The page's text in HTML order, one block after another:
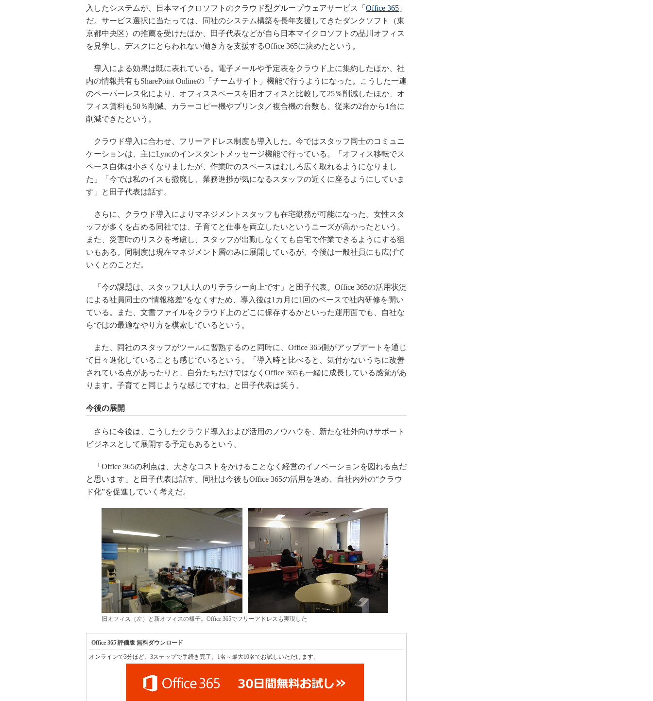
入したシステムが、日本マイクロソフトのクラウド型グループウェアサービス「 Office 365 」
だ。サービス選択に当たっては、同社のシステム構築を長年支援してきたダンクソフト（東
京都中央区）の推薦を受けたほか、田子代表などが自ら日本マイクロソフトの品川オフィス
を見学し、デスクにとらわれない働き方を支援するOffice 365に決めたという。
導入による効果は既に表れている。電子メールや予定表をクラウド上に集約したほか、社
内の情報共有もSharePoint Onlineの「チームサイト」機能で行うようになった。こうした一連
のペーパーレス化により、オフィススペースを旧オフィスと比較して25％削減したほか、オ
フィス賃料も50％削減。カラーコピー機やプリンタ／複合機の台数も、従来の2台から1台に
削減できたという。
クラウド導入に合わせ、フリーアドレス制度も導入した。今ではスタッフ同士のコミュニ
ケーションは、主にLyncのインスタントメッセージ機能で行っている。「オフィス移転でス
ペース自体は小さくなりましたが、作業時のスペースはむしろ広く取れるようになりまし
た」「今では私のイスも撤廃し、業務進捗が気になるスタッフの近くに座るようにしていま
す」と田子代表は話す。
さらに、クラウド導入によりマネジメントスタッフも在宅勤務が可能になった。女性スタ
ッフが多くを占める同社では、子育てと仕事を両立したいというニーズが高かったという。
また、災害時のリスクを考慮し、スタッフが出勤しなくても自宅で作業できるようにする狙
いもある。同制度は現在マネジメント層のみに展開しているが、今後は一般社員にも広げて
いくとのことだ。
「今の課題は、スタッフ1人1人のリテラシー向上です」と田子代表。Office 365の活用状況
による社員同士の“情報格差”をなくすため、導入後は1カ月に1回のペースで社内研修を開い
ている。また、文書ファイルをクラウド上のどこに保存するかといった運用面でも、自社な
らではの最適なやり方を模索しているという。
また、同社のスタッフがツールに習熟するのと同時に、Office 365側がアップデートを通じ
て日々進化していることも感じているという。「導入時と比べると、気付かないうちに改善
されている点があったりと、自分たちだけではなくOffice 365も一緒に成長している感覚があ
ります。子育てと同じような感じですね」と田子代表は笑う。
今後の展開
さらに今後は、こうしたクラウド導入および活用のノウハウを、新たな社外向けサポート
ビジネスとして展開する予定もあるという。
「Office 365の利点は、大きなコストをかけることなく経営のイノベーションを図れる点だ
と思います」と田子代表は話す。同社は今後もOffice 365の活用を進め、自社内外の“クラウ
ド化”を促進していく考えだ。
旧オフィス（左）と新オフィスの様子。Office 365でフリーアドレスも実現した
Office 365 評価版 無料ダウンロード
オンラインで3分ほど、3ステップで手続き完了。1名～最大10名でお試しいただけます。